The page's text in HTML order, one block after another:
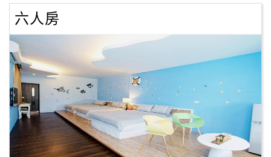
旅
卡
訂
房
請
款
收
據
六人房